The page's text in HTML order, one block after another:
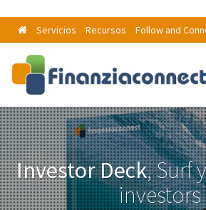
Servicios Recursos Follow and
Investor Deck, Surf
investors